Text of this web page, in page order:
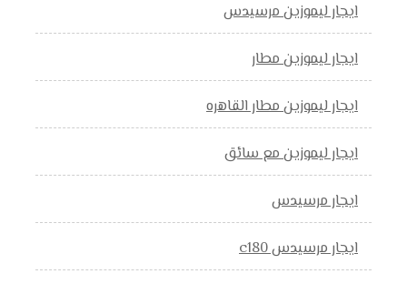
ايجار ليموزين مرسيدس
ايجار ليموزين مطار
ايجار ليموزين مطار القاهره
ايجار ليموزين مع سائق
ايجار مرسيدس
ايجار مرسيدس c180